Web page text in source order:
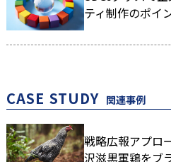
ティ制作のポイ
CASE STUDY 関連事例
戦略広報アプロ
沢滋黒軍鶏をブ